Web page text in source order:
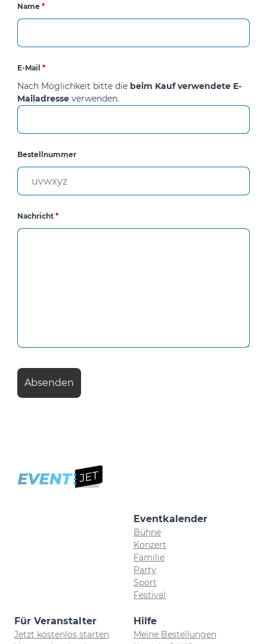
Name *
E-Mail *
Nach Möglichkeit bitte die beim Kauf verwendete E-
Mailadresse verwenden.
Bestellnummer
Nachricht *
Eventkalender
Bühne
Konzert
Familie
Party
Sport
Festival
Für Veranstalter
Jetzt kostenlos starten
Hilfe
Meine Bestellungen